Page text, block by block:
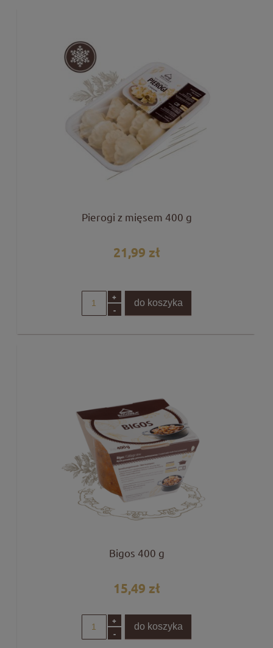
Pierogi z mięsem 400 g
21,99 zł
+
-
do koszyka
Bigos 400 g
15,49 zł
+
-
do koszyka